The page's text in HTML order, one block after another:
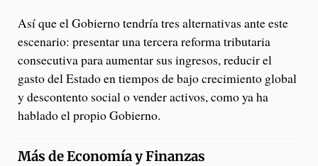
Así que el Gobierno tendría tres alternativas ante este
escenario: presentar una tercera reforma tributaria
consecutiva para aumentar sus ingresos, reducir el
gasto del Estado en tiempos de bajo crecimiento global
y descontento social o vender activos, como ya ha
hablado el propio Gobierno.
Más deEconomía y Finanzas